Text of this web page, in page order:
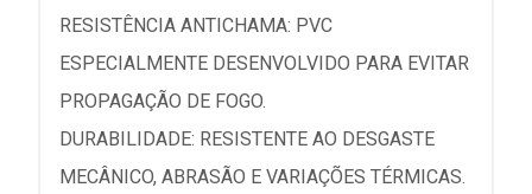
RESISTÊNCIA ANTICHAMA: PVC
ESPECIALMENTE DESENVOLVIDO PARA EVITAR
PROPAGAÇÃO DE FOGO.
DURABILIDADE: RESISTENTE AO DESGASTE
MECÂNICO, ABRASÃO E VARIAÇÕES TÉRMICAS.